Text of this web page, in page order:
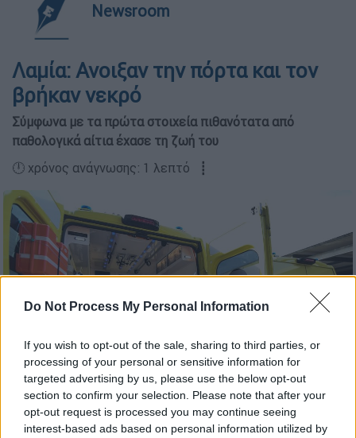
Do Not Process My Personal Information
If you wish to opt-out of the sale, sharing to third parties, or
processing of your personal or sensitive information for
targeted advertising by us, please use the below opt-out
section to confirm your selection. Please note that after your
opt-out request is processed you may continue seeing
interest-based ads based on personal information utilized by
Newsroom
Λαμία: Ανοιξαν την πόρτα και τον
βρήκαν νεκρό
Σύμφωνα με τα πρώτα στοιχεία πιθανότατα από
παθολογικά αίτια έχασε τη ζωή του
🕛 χρόνος ανάγνωσης: 1 λεπτό ┋
(Eurokinissi)